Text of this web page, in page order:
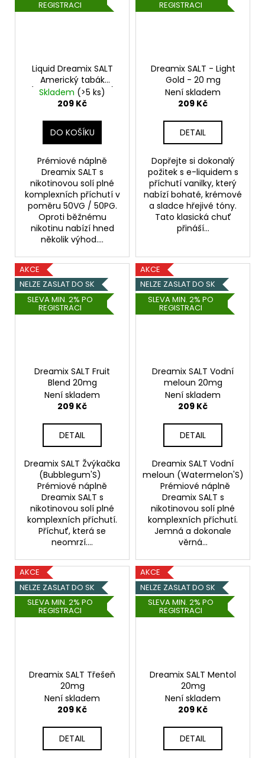
REGISTRACI
Liquid Dreamix SALT
Americký tabák
(American Dream'S)
10ml - 20mg
Skladem (>5 ks)
209 Kč
DO KOŠÍKU
Prémiové náplně
Dreamix SALT s
nikotinovou solí plné
komplexních příchutí v
poměru 50VG / 50PG.
Oproti běžnému
nikotinu nabízí hned
několik výhod....
REGISTRACI
Dreamix SALT - Light
Gold - 20 mg
Není skladem
209 Kč
DETAIL
Dopřejte si dokonalý
požitek s e-liquidem s
příchutí vanilky, který
nabízí bohaté, krémové
a sladce hřejivé tóny.
Tato klasická chuť
přináší...
AKCE
NELZE ZASLAT DO SK
SLEVA MIN. 2% PO
REGISTRACI
Dreamix SALT Fruit
Blend 20mg
Není skladem
209 Kč
DETAIL
Dreamix SALT Žvýkačka
(Bubblegum'S)
Prémiové náplně
Dreamix SALT s
nikotinovou solí plné
komplexních příchutí.
Příchuť, která se
neomrzí....
AKCE
NELZE ZASLAT DO SK
SLEVA MIN. 2% PO
REGISTRACI
Dreamix SALT Vodní
meloun 20mg
Není skladem
209 Kč
DETAIL
Dreamix SALT Vodní
meloun (Watermelon'S)
Prémiové náplně
Dreamix SALT s
nikotinovou solí plné
komplexních příchutí.
Jemná a dokonale
věrná...
AKCE
NELZE ZASLAT DO SK
SLEVA MIN. 2% PO
REGISTRACI
Dreamix SALT Třešeň
20mg
Není skladem
209 Kč
DETAIL
AKCE
NELZE ZASLAT DO SK
SLEVA MIN. 2% PO
REGISTRACI
Dreamix SALT Mentol
20mg
Není skladem
209 Kč
DETAIL